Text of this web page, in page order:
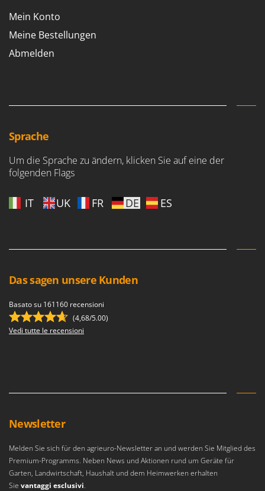
Mein Konto
Meine Bestellungen
Abmelden
Sprache
Um die Sprache zu ändern, klicken Sie auf eine der
folgenden Flags
IT UK FR DE ES
Das sagen unsere Kunden
Basato su 161160 recensioni
(4,68/5.00)
Vedi tutte le recensioni
Newsletter
Melden Sie sich für den agrieuro-Newsletter an und werden Sie Mitglied des
Premium-Programms. Neben News und Aktionen rund um Geräte für
Garten, Landwirtschaft, Haushalt und dem Heimwerken erhalten
Sie vantaggi esclusivi.